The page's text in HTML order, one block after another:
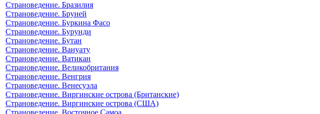
Страноведение. Бразилия
Страноведение. Бруней
Страноведение. Буркина Фасо
Страноведение. Бурунди
Страноведение. Бутан
Страноведение. Вануату
Страноведение. Ватикан
Страноведение. Великобритания
Страноведение. Венгрия
Страноведение. Венесуэла
Страноведение. Виргинские острова (Британские)
Страноведение. Виргинские острова (США)
Страноведение. Восточное Самоа